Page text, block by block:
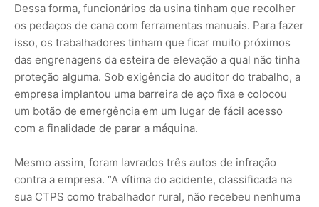
Dessa forma, funcionários da usina tinham que recolher
os pedaços de cana com ferramentas manuais. Para fazer
isso, os trabalhadores tinham que ficar muito próximos
das engrenagens da esteira de elevação a qual não tinha
proteção alguma. Sob exigência do auditor do trabalho, a
empresa implantou uma barreira de aço fixa e colocou
um botão de emergência em um lugar de fácil acesso
com a finalidade de parar a máquina.
Mesmo assim, foram lavrados três autos de infração
contra a empresa. “A vítima do acidente, classificada na
sua CTPS como trabalhador rural, não recebeu nenhuma